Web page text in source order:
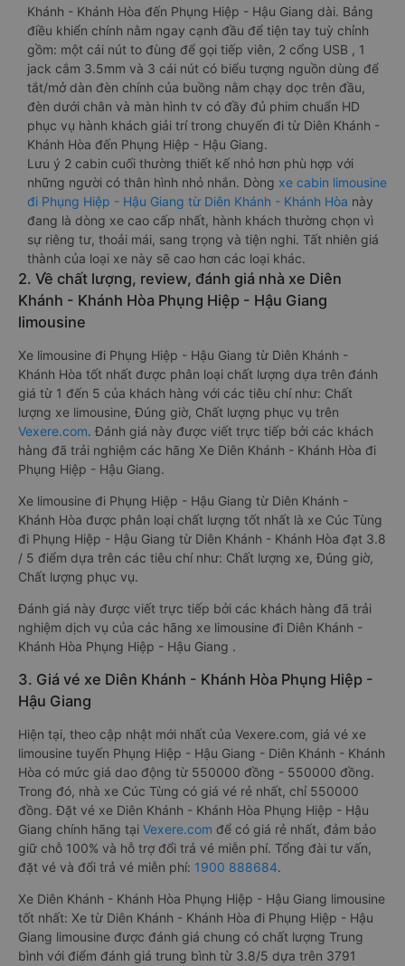
Khánh - Khánh Hòa đến Phụng Hiệp - Hậu Giang dài. Bảng
điều khiển chính nằm ngay cạnh đầu để tiện tay tuỳ chỉnh
gồm: một cái nút to đùng để gọi tiếp viên, 2 cổng USB , 1
jack cắm 3.5mm và 3 cái nút có biểu tượng nguồn dùng để
tắt/mở dàn đèn chính của buồng nằm chạy dọc trên đầu,
đèn dưới chân và màn hình tv có đầy đủ phim chuẩn HD
phục vụ hành khách giải trí trong chuyến đi từ Diên Khánh -
Khánh Hòa đến Phụng Hiệp - Hậu Giang.
Lưu ý 2 cabin cuối thường thiết kế nhỏ hơn phù hợp với
những người có thân hình nhỏ nhắn. Dòng xe cabin limousine
đi Phụng Hiệp - Hậu Giang từ Diên Khánh - Khánh Hòa này
đang là dòng xe cao cấp nhất, hành khách thường chọn vì
sự riêng tư, thoải mái, sang trọng và tiện nghi. Tất nhiên giá
thành của loại xe này sẽ cao hơn các loại khác.
2. Về chất lượng, review, đánh giá nhà xe Diên
Khánh - Khánh Hòa Phụng Hiệp - Hậu Giang
limousine
Xe limousine đi Phụng Hiệp - Hậu Giang từ Diên Khánh -
Khánh Hòa tốt nhất được phân loại chất lượng dựa trên đánh
giá từ 1 đến 5 của khách hàng với các tiêu chí như: Chất
lượng xe limousine, Đúng giờ, Chất lượng phục vụ trên
Vexere.com. Đánh giá này được viết trực tiếp bởi các khách
hàng đã trải nghiệm các hãng Xe Diên Khánh - Khánh Hòa đi
Phụng Hiệp - Hậu Giang.
Xe limousine đi Phụng Hiệp - Hậu Giang từ Diên Khánh -
Khánh Hòa được phân loại chất lượng tốt nhất là xe Cúc Tùng
đi Phụng Hiệp - Hậu Giang từ Diên Khánh - Khánh Hòa đạt 3.8
/ 5 điểm dựa trên các tiêu chí như: Chất lượng xe, Đúng giờ,
Chất lượng phục vụ.
Đánh giá này được viết trực tiếp bởi các khách hàng đã trải
nghiệm dịch vụ của các hãng xe limousine đi Diên Khánh -
Khánh Hòa Phụng Hiệp - Hậu Giang .
3. Giá vé xe Diên Khánh - Khánh Hòa Phụng Hiệp -
Hậu Giang
Hiện tại, theo cập nhật mới nhất của Vexere.com, giá vé xe
limousine tuyến Phụng Hiệp - Hậu Giang - Diên Khánh - Khánh
Hòa có mức giá dao động từ 550000 đồng - 550000 đồng.
Trong đó, nhà xe Cúc Tùng có giá vé rẻ nhất, chỉ 550000
đồng. Đặt vé xe Diên Khánh - Khánh Hòa Phụng Hiệp - Hậu
Giang chính hãng tại Vexere.com để có giá rẻ nhất, đảm bảo
giữ chỗ 100% và hỗ trợ đổi trả vé miễn phí. Tổng đài tư vấn,
đặt vé và đổi trả vé miễn phí: 1900 888684.
Xe Diên Khánh - Khánh Hòa Phụng Hiệp - Hậu Giang limousine
tốt nhất: Xe từ Diên Khánh - Khánh Hòa đi Phụng Hiệp - Hậu
Giang limousine được đánh giá chung có chất lượng Trung
bình với điểm đánh giá trung bình từ 3.8/5 dựa trên 3791